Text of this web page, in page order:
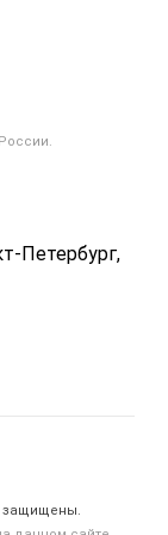
Петербург,
защищены.